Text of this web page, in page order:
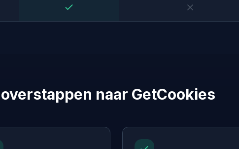
naar GetCookies